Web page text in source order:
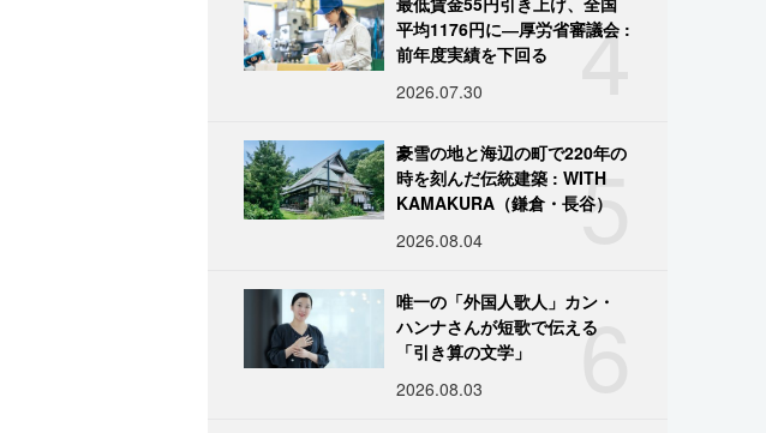
4
平均1176円に―厚労省審議会 :
前年度実績を下回る
2026.07.30
5
豪雪の地と海辺の町で220年の
時を刻んだ伝統建築 : WITH
KAMAKURA（鎌倉・長谷）
2026.08.04
6
唯一の「外国人歌人」カン・
ハンナさんが短歌で伝える
「引き算の文学」
2026.08.03